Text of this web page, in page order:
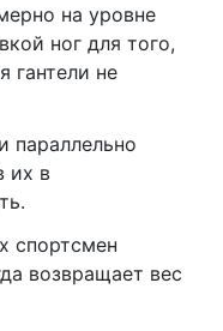
на уровне
ног для того,
гантели не
параллельно
их в
спортсмен
возвращает вес